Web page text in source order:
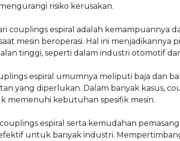
risiko kerusakan.
couplings espiral adalah kemampuannya
mesin beroperasi. Hal ini menjadikannya
tinggi, seperti dalam industri otomotif
espiral umumnya meliputi baja dan
yang diperlukan. Dalam banyak kasus,
memenuhi kebutuhan spesifik mesin.
espiral serta kemudahan
untuk banyak industri.